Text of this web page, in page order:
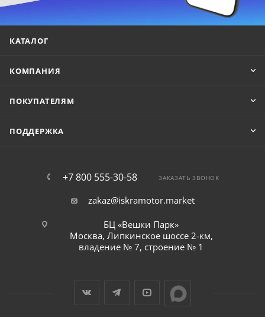
КАТАЛОГ
КОМПАНИЯ
ПОКУПАТЕЛЯМ
ПОДДЕРЖКА
+7 800 555-30-58 ЗАКАЗАТЬ ЗВОНОК
zakaz@iskramotor.market
БЦ «Вешки Парк»
Москва, Липкинское шоссе 2-км,
владение № 7, строение № 1